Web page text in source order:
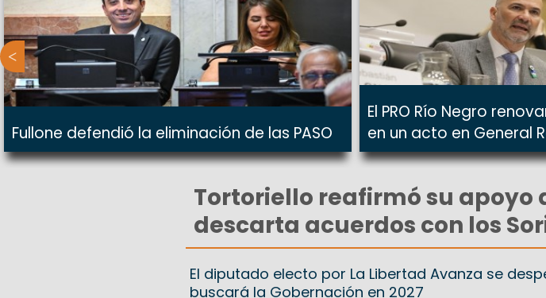
Fullone defendió la eliminación de las PASO
El PRO Río Negro
en un acto en General
Tortoriello reafirmó su apoyo
descarta acuerdos con los
El diputado electo por La Libertad Avanza se
buscará la Gobernación en 2027